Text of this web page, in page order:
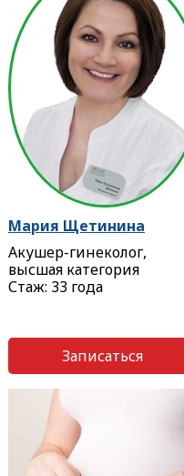
Мария Щетинина
Акушер-гинеколог,
высшая категория
Стаж: 33 года
Записаться